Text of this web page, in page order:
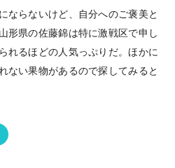
ならないけど、自分へのご褒美と
形県の佐藤錦は特に激戦区で申し
れるほどの人気っぷりだ。ほかに
ない果物があるので探してみると